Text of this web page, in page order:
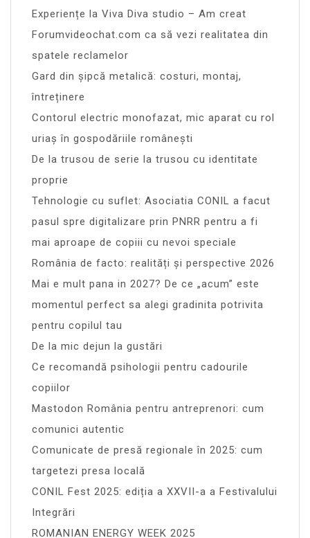
Experiențe la Viva Diva studio – Am creat
Forumvideochat.com ca să vezi realitatea din
spatele reclamelor
Gard din șipcă metalică: costuri, montaj,
întreținere
Contorul electric monofazat, mic aparat cu rol
uriaș în gospodăriile românești
De la trusou de serie la trusou cu identitate
proprie
Tehnologie cu suflet: Asociatia CONIL a facut
pasul spre digitalizare prin PNRR pentru a fi
mai aproape de copiii cu nevoi speciale
România de facto: realități și perspective 2026
Mai e mult pana in 2027? De ce „acum” este
momentul perfect sa alegi gradinita potrivita
pentru copilul tau
De la mic dejun la gustări
Ce recomandă psihologii pentru cadourile
copiilor
Mastodon România pentru antreprenori: cum
comunici autentic
Comunicate de presă regionale în 2025: cum
targetezi presa locală
CONIL Fest 2025: ediția a XXVII-a a Festivalului
Integrări
ROMANIAN ENERGY WEEK 2025